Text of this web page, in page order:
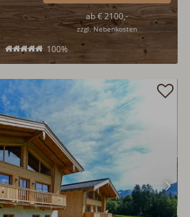
Schwimmteich, Ski in/Ski out u.v.m...
100%
ab € 2100,-
zzgl. Nebenkosten